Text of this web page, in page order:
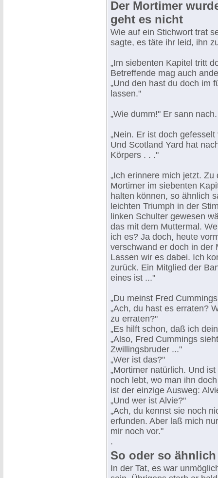
Der Mortimer
geht es nicht
Wie auf ein Stichwort trat
sagte, es täte ihr leid, ihn
„Im siebenten Kapitel tritt
Betreffende mag auch
„Und den hast du doch im
lassen."
„Wie dumm!" Er sann
„Nein. Er ist doch
Und Scotland Yard hat
Körpers . . ."
„Ich erinnere mich jetzt.
Mortimer im siebenten
halten können, so ähnlich
leichten Triumph in der
linken Schulter gewesen
das mit dem Muttermal.
ich es? Ja doch, heute
verschwand er doch in der
Lassen wir es dabei. Ich
zurück. Ein Mitglied der
eines ist ..."
„Du meinst Fred
„Ach, du hast es erraten?
zu erraten?"
„Es hilft schon, daß ich
„Also, Fred Cummings
Zwillingsbruder ..."
„Wer ist das?"
„Mortimer natürlich. Und
noch lebt, wo man ihn
ist der einzige Ausweg:
„Und wer ist Alvie?"
„Ach, du kennst sie noch
erfunden. Aber laß mich
mir noch vor."
.
So oder so
In der Tat, es war